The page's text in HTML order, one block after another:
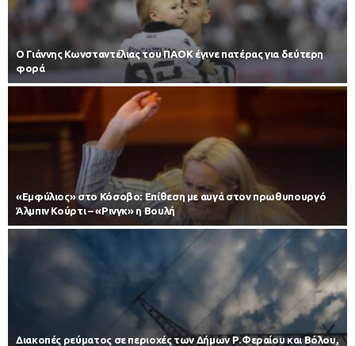
Ο Γιάννης Κωνσταντέλιας του ΠΑΟΚ έγινε πατέρας για δεύτερη
φορά
«Εμφύλιος» στο Κόσοβο: Επίθεση με αυγά στον πρωθυπουργό
Άλμπιν Κούρτι – «Ρινγκ» η Βουλή
Διακοπές ρεύματος σε περιοχές των Δήμων Ρ.Φεραίου και Βόλου,